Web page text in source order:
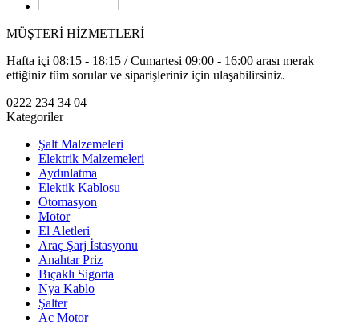
MÜŞTERİ HİZMETLERİ
Hafta içi 08:15 - 18:15 / Cumartesi 09:00 - 16:00 arası merak
ettiğiniz tüm sorular ve siparişleriniz için ulaşabilirsiniz.
0222 234 34 04
Kategoriler
Şalt Malzemeleri
Elektrik Malzemeleri
Aydınlatma
Elektik Kablosu
Otomasyon
Motor
El Aletleri
Araç Şarj İstasyonu
Anahtar Priz
Bıçaklı Sigorta
Nya Kablo
Şalter
Ac Motor